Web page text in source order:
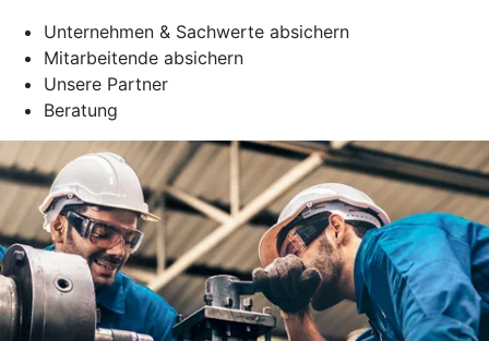
Unternehmen & Sachwerte absichern
Mitarbeitende absichern
Unsere Partner
Beratung